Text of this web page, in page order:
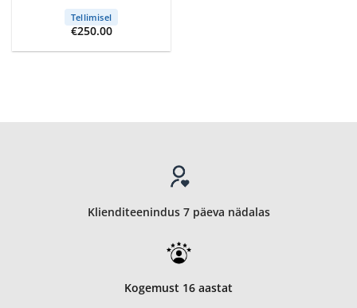
Tellimisel
€250.00
Klienditeenindus 7 päeva nädalas
Kogemust 16 aastat